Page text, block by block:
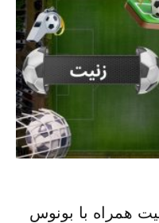
همراه با بونوس